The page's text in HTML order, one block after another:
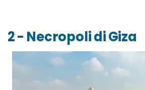
2 - Necropoli di Giza